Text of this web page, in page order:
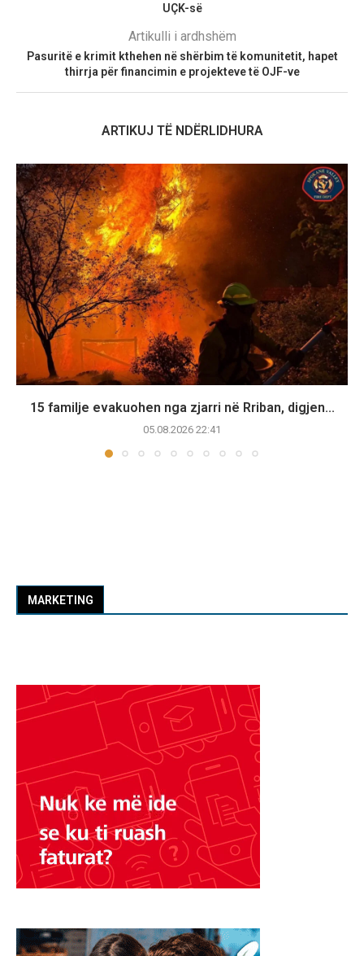
UÇK-së
Artikulli i ardhshëm
Pasuritë e krimit kthehen në shërbim të komunitetit, hapet
thirrja për financimin e projekteve të OJF-ve
ARTIKUJ TË NDËRLIDHURA
15 familje evakuohen nga zjarri në Rriban, digjen...
05.08.2026 22:41
MARKETING